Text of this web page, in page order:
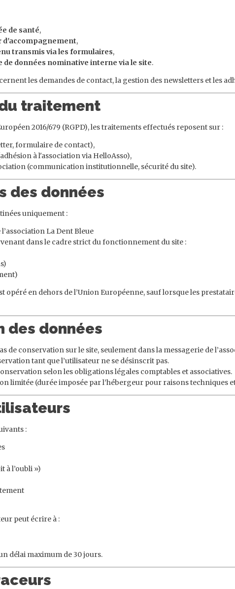
de santé,
d'accompagnement,
transmis via les formulaires,
de données nominative interne via le site.
les demandes de contact, la gestion des newsletters et les
traitement
2016/679 (RGPD), les traitements effectués reposent sur :
formulaire de contact),
à l'association via HelloAsso),
(communication institutionnelle, sécurité du site).
des données
uniquement :
La Dent Bleue
dans le cadre strict du fonctionnement du site :
opéré en dehors de l’Union Européenne, sauf lorsque les
des données
de conservation sur le site, seulement dans la messagerie de
tant que l’utilisateur ne se désinscrit pas.
selon les obligations légales comptables et associatives.
limitée (durée imposée par l’hébergeur pour raisons techniques
:
à l’oubli »)
peut écrire à :
délai maximum de 30 jours.